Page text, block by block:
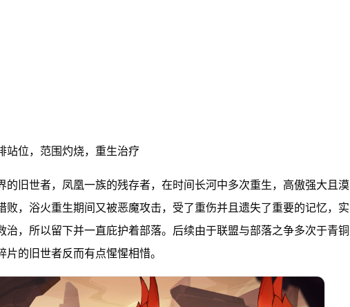
站位，范围灼烧，重生治疗
的旧世者，凤凰一族的残存者，在时间长河中多次重生，高傲强大且漠
败，浴火重生期间又被恶魔攻击，受了重伤并且遗失了重要的记忆，实
治，所以留下并一直庇护着部落。后续由于联盟与部落之争多次于青铜
的旧世者反而有点惺惺相惜。